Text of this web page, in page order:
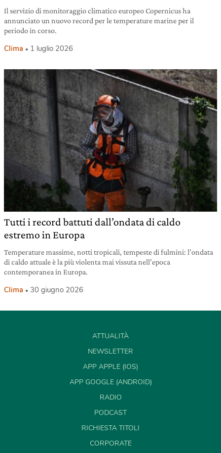
Il servizio di monitoraggio climatico europeo Copernicus ha
annunciato un nuovo record per le temperature marine per il
periodo in corso.
Clima 1 luglio 2026
Tutti i record battuti dall’ondata di caldo
estremo in Europa
Temperature massime, notti tropicali, tempeste di fulmini: l’ondata
di caldo attuale è la più violenta mai vissuta nell’epoca
contemporanea in Europa.
Clima 30 giugno 2026
ATTUALITÀ
NEWSLETTER
APP APPLE (IOS)
APP GOOGLE (ANDROID)
RADIO
PODCAST
RICHIESTA TITOLI
CORPORATE